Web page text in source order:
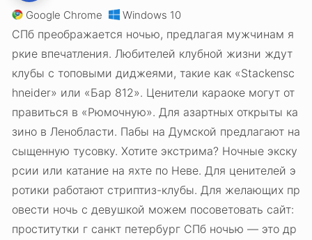
Google Chrome Windows 10
СПб преображается ночью, предлагая мужчинам я
ркие впечатления. Любителей клубной жизни ждут
клубы с топовыми диджеями, такие как «Stackensc
hneider» или «Бар 812». Ценители караоке могут от
правиться в «Рюмочную». Для азартных открыты ка
зино в Ленобласти. Пабы на Думской предлагают на
сыщенную тусовку. Хотите экстрима? Ночные экску
рсии или катание на яхте по Неве. Для ценителей э
ротики работают стриптиз-клубы. Для желающих пр
овести ночь с девушкой можем посоветовать сайт:
проститутки г санкт петербург СПб ночью — это др